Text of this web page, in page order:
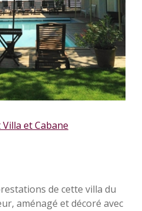
et Cabane
de cette villa du
aménagé et décoré avec